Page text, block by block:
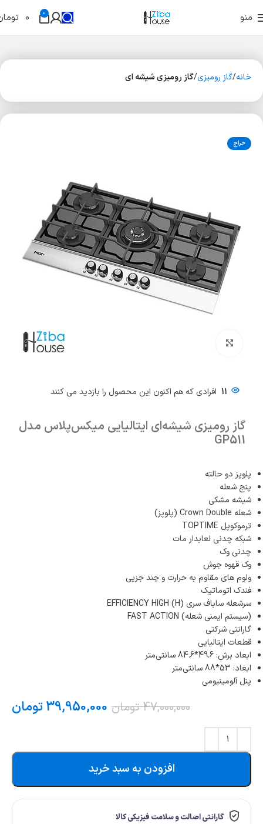
منو 0
0
خانه گاز رومیزی گاز رومیزی شیشه ای
حراج
11 افرادی که هم اکنون این محصول را بازدید می کنند
گاز رومیزی شیشه‌ای ایتالیایی میکس‌پلاس مدل
GP511
پلوپز دو حالته
پنج شعله
شیشه مشکی
شعله Crown Double (پلوپز)
ترموکوپل TOPTIME
شبکه چدنی لعابدار مات
چدنی وک
وک قهوه جوش
ولوم های مقاوم به حرارت و چند جزیی
فندک اتوماتیک
سرشعله ساباف سری (EFFICIENCY HIGH (H
(سیستم ایمنی شعله) FAST ACTION
گارانتی شرکتی
قطعات ایتالیایی
ابعاد برش: 49.6*84.6 سانتی‌متر
ابعاد: 53*88 سانتی‌متر
پنل آلومینیومی
47,000,000 تومان 39,950,000تومان
افزودن به سبد خرید
گارانتی اصالت و سلامت فیزیکی کالا